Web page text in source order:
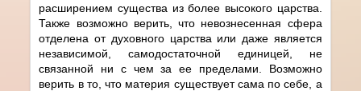
расширением существа из более высокого царства.
Также возможно верить, что невознесенная сфера
отделена от духовного царства или даже является
независимой, самодостаточной единицей, не
связанной ни с чем за ее пределами. Возможно
верить в то, что материя существует сама по себе, а